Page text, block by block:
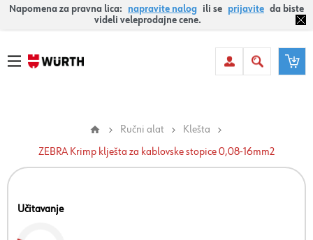
Napomena za pravna lica: napravite nalog ili se prijavite da biste
videli veleprodajne cene.
Ručni alat
Klešta
ZEBRA Krimp klješta za kablovske stopice 0,08-16mm2
Učitavanje